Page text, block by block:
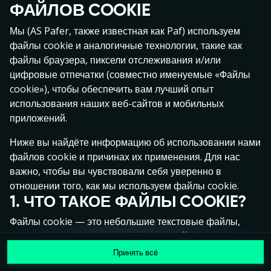
Нажми в любое место!
MEGA 1 368 496 €
MAJOR 15 689 €
ФАЙЛОВ COOKIE
Мы (AS Pafer, также известная как Paf) используем
файлы cookie и аналогичные технологии, такие как
файлы браузера, пиксели отслеживания и/или
цифровые отпечатки (совместно именуемые «Файлы
cookie»), чтобы обеспечить вам лучший опыт
использования наших веб-сайтов и мобильных
приложений.
Ниже вы найдёте информацию об использовании нами
файлов cookie и причинах их применения. Для нас
важно, чтобы вы чувствовали себя уверенно в
отношении того, как мы используем файлы cookie.
1. ЧТО ТАКОЕ ФАЙЛЫ COOKIE?
Файлы cookie — это небольшие текстовые файлы,
которые сохраняются на вашем устройстве (например,
на компьютере, мобильном телефоне или планшете)
при посещении наших веб-сайтов. Размещение
Принять всё